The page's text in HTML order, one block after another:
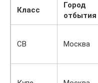
Класс
Город
отбытия
СВ Москва